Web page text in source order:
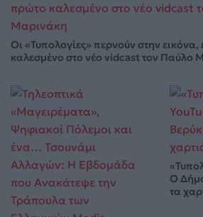
Οι «Τυπολογίες» περνούν στην
καλεσμένο στο νέο vidcast τον Παύλο
Ο
τα